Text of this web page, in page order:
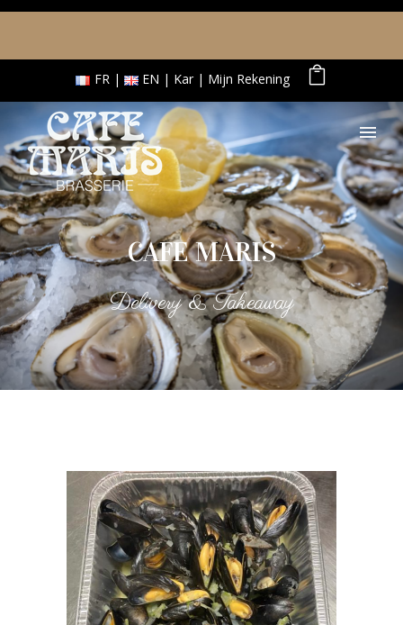
FR EN Kar Mijn Rekening
CAFE MARIS
Delivery & Takeaway